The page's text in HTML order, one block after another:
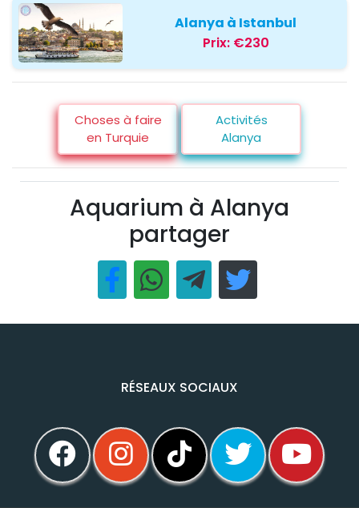
Alanya à Istanbul
Prix: €230
Choses à faire
en Turquie
Activités
Alanya
Aquarium à Alanya
partager
RÉSEAUX SOCIAUX